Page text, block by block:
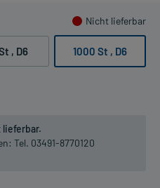
Nicht lieferbar
, D6 1000 St , D6
Tel. 03491-8770120